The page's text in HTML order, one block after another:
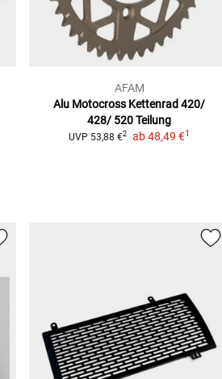
AFAM
Alu Motocross Kettenrad 420/
428/ 520 Teilung
UVP 53,88 €2 ab 48,49 €1